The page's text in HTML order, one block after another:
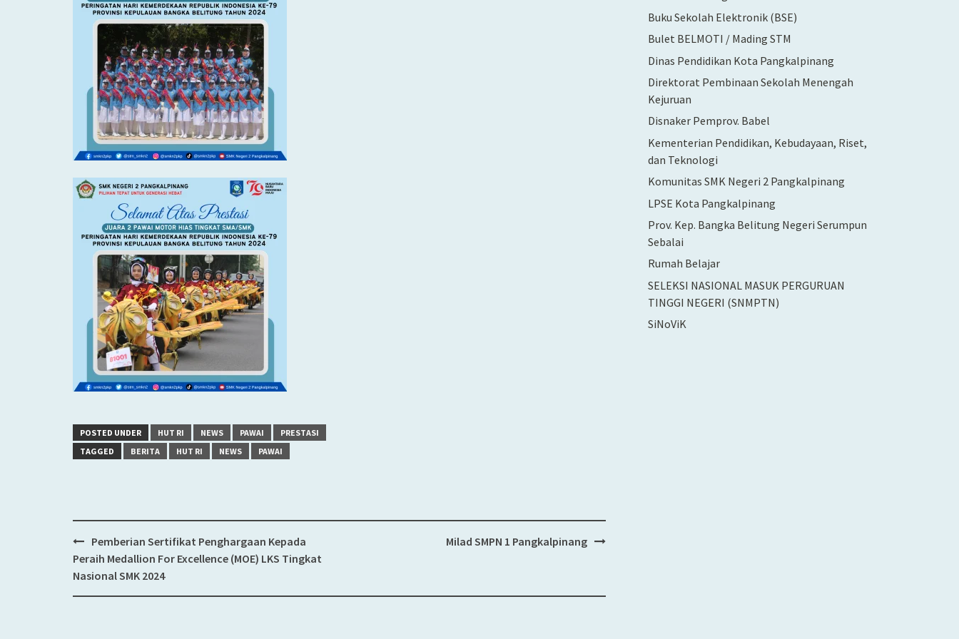
POSTED UNDER HUT RI NEWS PAWAI
PRESTASI
TAGGED
BERITA HUT RI NEWS PAWAI
Post
navigation
Pemberian Sertifikat Penghargaan Kepada
Peraih Medallion For Excellence (MOE) LKS Tingkat
Nasional SMK 2024
Milad SMPN 1 Pangkalpinang
Buku Sekolah Elektronik (BSE)
Bulet BELMOTI / Mading STM
Dinas Pendidikan Kota Pangkalpinang
Direktorat Pembinaan Sekolah Menengah
Kejuruan
Disnaker Pemprov. Babel
Kementerian Pendidikan, Kebudayaan, Riset,
dan Teknologi
Komunitas SMK Negeri 2 Pangkalpinang
LPSE Kota Pangkalpinang
Prov. Kep. Bangka Belitung Negeri Serumpun
Sebalai
Rumah Belajar
SELEKSI NASIONAL MASUK PERGURUAN
TINGGI NEGERI (SNMPTN)
SiNoViK